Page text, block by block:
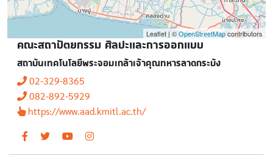
Leaflet | ©OpenStreetMapcontributors
คณะสถาปัตยกรรม ศิลปะและการออกแบบ
สถาบันเทคโนโลยีพระจอมเกล้าเจ้าคุณทหารลาดกระบัง
02-329-8365
082-892-5929
https://www.aad.kmitl.ac.th/